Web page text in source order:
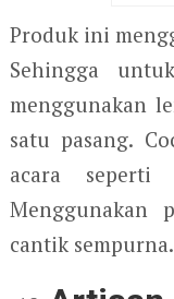
Produk ini
Sehingga
menggunakan
satu pasang.
acara seperti
Menggunakan
cantik sempurna.